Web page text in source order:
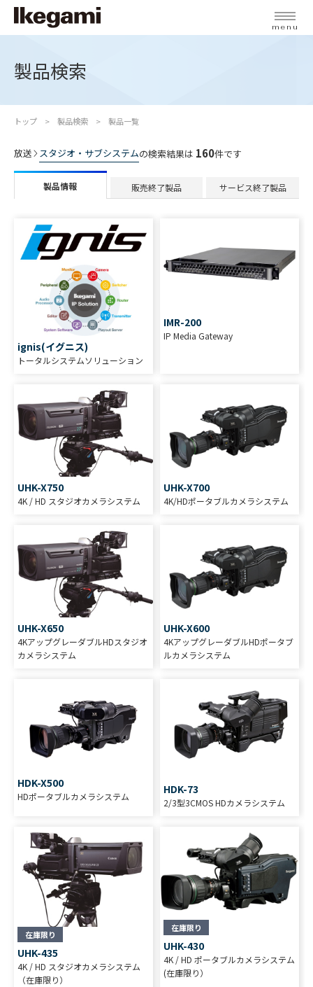
menu
製品検索
トップ 製品検索 製品一覧
放送 スタジオ・サブシステムの検索結果は 160件です
製品情報 販売終了製品 サービス終了製品
ignis(イグニス)
トータルシステムソリューション
IMR-200
IP Media Gateway
UHK-X750
4K / HD スタジオカメラシステム
UHK-X700
4K/HDポータブルカメラシステム
UHK-X650
4KアップグレーダブルHDスタジオ
カメラシステム
UHK-X600
4KアップグレーダブルHDポータブ
ルカメラシステム
HDK-X500
HDポータブルカメラシステム
HDK-73
2/3型3CMOS HDカメラシステム
在庫限り
UHK-435
4K / HD スタジオカメラシステム
（在庫限り）
在庫限り
UHK-430
4K / HD ポータブルカメラシステム
(在庫限り）